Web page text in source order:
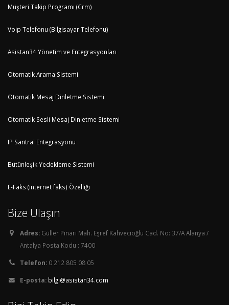
Müşteri Takip Programı (Crm)
Voip Telefonu (Bilgisayar Telefonu)
Asistan34 Yönetim ve Entegrasyonları
Otomatik Arama Sistemi
Otomatik Mesaj Dinletme Sistemi
Otomatik Sesli Mesaj Dinletme Sistemi
IP Santral Entegrasyonu
Bütünleşik Yedekleme Sistemi
E-Faks (internet faks) Özelliği
Bize Ulaşın
Adres: Güller Pınarı Mah. Eşref Kahvecioğlu Cad. No: 37/A Alanya /
Antalya Posta Kodu : 7400
Telefon: 0 212 805 08 05
E-posta: bilgi@asistan34.com